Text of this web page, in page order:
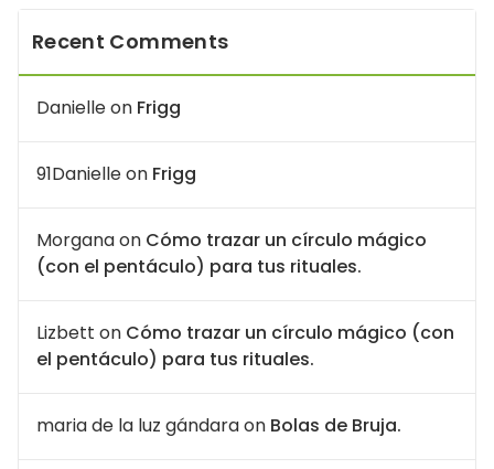
Recent Comments
Danielleon Frigg
91Danielleon Frigg
Morganaon Cómo trazar un círculo mágico
(con el pentáculo) para tus rituales.
Lizbett on Cómo trazar un círculo mágico (con
el pentáculo) para tus rituales.
maria de la luz gándaraon Bolas de Bruja.